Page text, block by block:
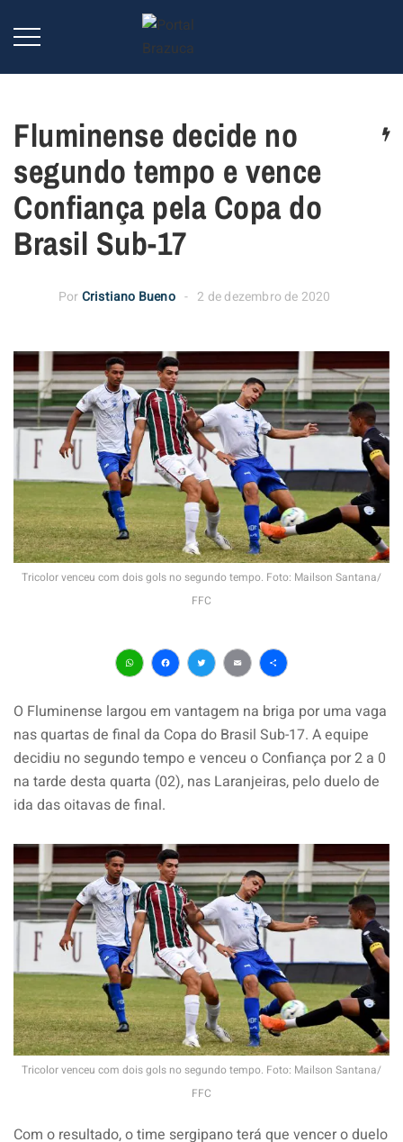
Fluminense decide no
segundo tempo e vence
Confiança pela Copa do
Brasil Sub-17
PorCristiano Bueno 2 de dezembro de 2020
Tricolor venceu com dois gols no segundo tempo. Foto: Mailson Santana/
FFC
WhatsApp
Facebook
Twitter
EmailShare
O Fluminense largou em vantagem na briga por uma vaga
nas quartas de final da Copa do Brasil Sub-17. A equipe
decidiu no segundo tempo e venceu o Confiança por 2 a 0
na tarde desta quarta (02), nas Laranjeiras, pelo duelo de
ida das oitavas de final.
Tricolor venceu com dois gols no segundo tempo. Foto: Mailson Santana/
FFC
Com o resultado, o time sergipano terá que vencer o duelo